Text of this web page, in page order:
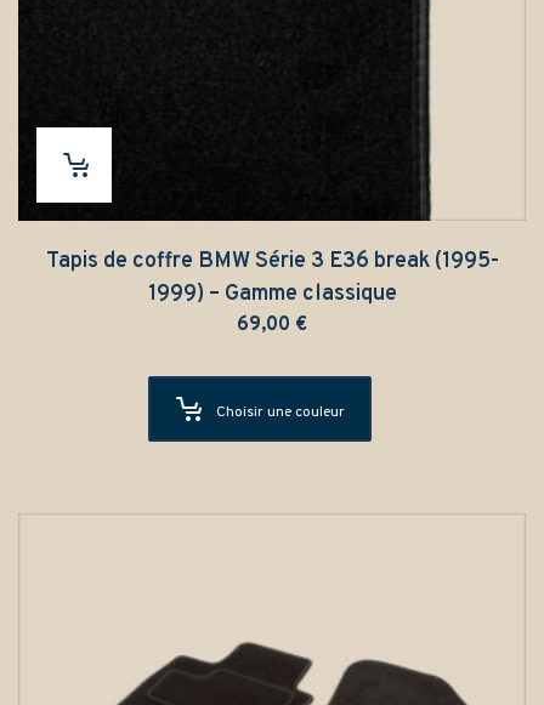
Tapis de coffre BMW Série 3 E36 break (1995-
1999) – Gamme classique
69,00 €
Choisir une couleur